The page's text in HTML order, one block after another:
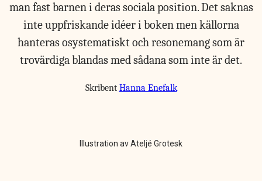
man fast barnen i deras sociala position. Det saknas
inte uppfriskande idéer i boken men källorna
hanteras osystematiskt och resonemang som är
trovärdiga blandas med sådana som inte är det.
Skribent Hanna Enefalk
Illustration av Ateljé Grotesk